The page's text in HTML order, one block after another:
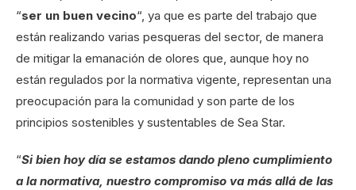
“ser un buen vecino“, ya que es parte del trabajo que
están realizando varias pesqueras del sector, de manera
de mitigar la emanación de olores que, aunque hoy no
están regulados por la normativa vigente, representan una
preocupación para la comunidad y son parte de los
principios sostenibles y sustentables de Sea Star.
“Si bien hoy día se estamos dando pleno cumplimiento
a la normativa, nuestro compromiso va más allá de las